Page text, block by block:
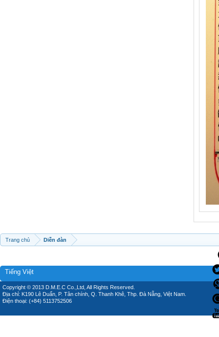
Trang chủ Diễn đàn
Tiếng Việt
Copyright © 2013 D.M.E.C Co.,Ltd, All Rights Reserved.
Địa chỉ: K190 Lê Duẩn, P. Tân chính, Q. Thanh Khê, Thp. Đà Nẵng, Việt Nam.
Điện thoại: (+84) 5113752506